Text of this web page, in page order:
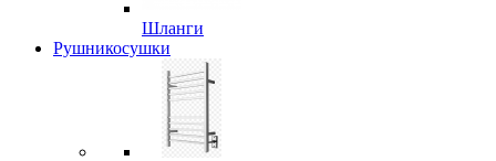
Шланги
Рушникосушки